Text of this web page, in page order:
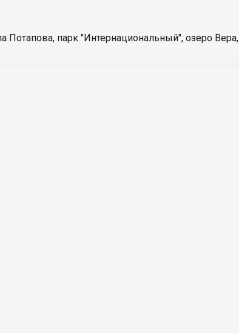
Потапова, парк "Интернациональный", озеро Вера,